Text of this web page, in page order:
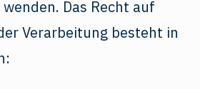
Das Recht auf
Verarbeitung besteht in